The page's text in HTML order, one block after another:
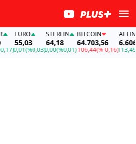
(%0,03)
STERLIN
64,18
0,00(%0,01)
BITCOIN
64.703,56
-106,44(%-0,16)
ALTIN
6.606,07
113,49